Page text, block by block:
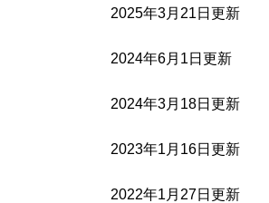
2025年3月21日更新
2024年6月1日更新
2024年3月18日更新
2023年1月16日更新
2022年1月27日更新